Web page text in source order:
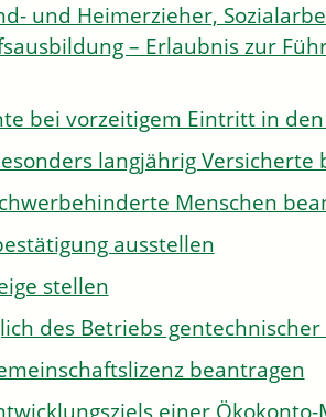
und Heimerzieher,
– Erlaubnis zur
bei vorzeitigem Eintritt in
langjährig Versicherte
Menschen
ausstellen
stellen
des Betriebs
beantragen